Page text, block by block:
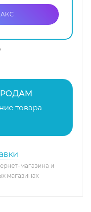
товара
магазина и
магазинах